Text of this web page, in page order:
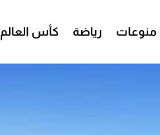
منوعات رياضة كأس العالم